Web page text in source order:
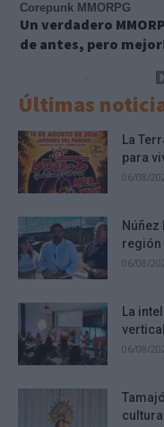
Corepunk MMORPG
Un verdadero
de antes, pero
Últimas
La
para
06/08/
región
06/08/
La
06/08/